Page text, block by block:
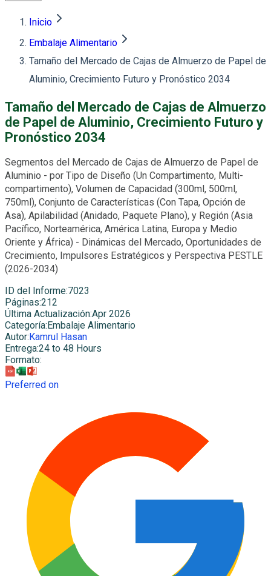
Inicio
Embalaje Alimentario
Tamaño del Mercado de Cajas de Almuerzo de Papel de
Aluminio, Crecimiento Futuro y Pronóstico 2034
Tamaño del Mercado de Cajas de Almuerzo
de Papel de Aluminio, Crecimiento Futuro y
Pronóstico 2034
Segmentos del Mercado de Cajas de Almuerzo de Papel de
Aluminio - por Tipo de Diseño (Un Compartimento, Multi-
compartimento), Volumen de Capacidad (300ml, 500ml,
750ml), Conjunto de Características (Con Tapa, Opción de
Asa), Apilabilidad (Anidado, Paquete Plano), y Región (Asia
Pacífico, Norteamérica, América Latina, Europa y Medio
Oriente y África) - Dinámicas del Mercado, Oportunidades de
Crecimiento, Impulsores Estratégicos y Perspectiva PESTLE
(2026-2034)
ID del Informe:7023
Páginas:212
Última Actualización:Apr 2026
Categoría: Embalaje Alimentario
Autor: Kamrul Hasan
Entrega:24 to 48 Hours
Formato:
Preferred on